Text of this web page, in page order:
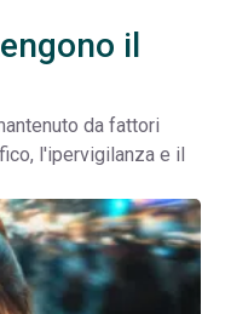
il
da fattori
l'ipervigilanza e il